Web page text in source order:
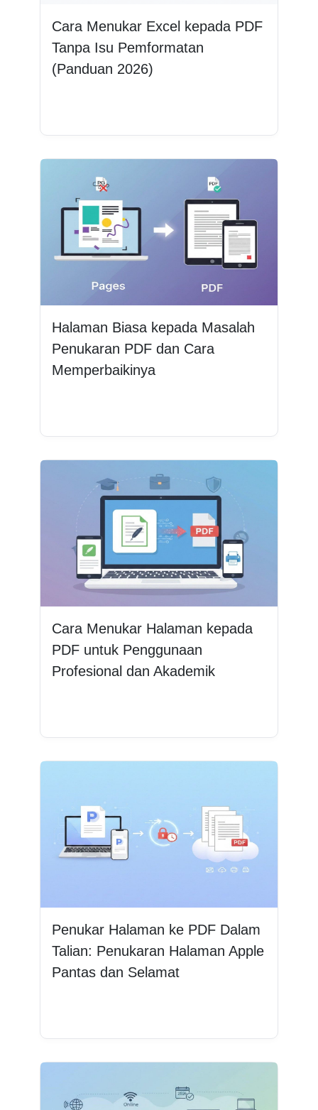
Cara Menukar Excel kepada PDF
Tanpa Isu Pemformatan
(Panduan 2026)
Halaman Biasa kepada Masalah
Penukaran PDF dan Cara
Memperbaikinya
Cara Menukar Halaman kepada
PDF untuk Penggunaan
Profesional dan Akademik
Penukar Halaman ke PDF Dalam
Talian: Penukaran Halaman Apple
Pantas dan Selamat